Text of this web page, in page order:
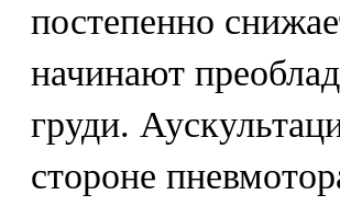
постепенно
начинают
груди.
стороне